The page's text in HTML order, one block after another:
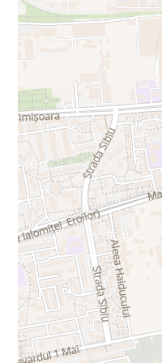
Cabină de duș modernă
Placări cu piatră naturală
Mașină de spălat rufe
⚙️ Electrocasnice &
Smart TV 4K Hisense
2 unități aer condiționat LG
Boiler Electrolux
Frigider Hotpoint Ariston
Cuptor electric + plită
Hota Teka
Mașină de spălat vase